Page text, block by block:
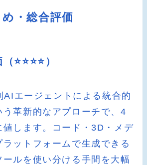
・総合評価
⭐️⭐️⭐️⭐️）
AIエージェントによる統合的
う革新的なアプローチで、4
値します。コード・3D・メデ
ラットフォームで生成できる
ールを使い分ける手間を大幅